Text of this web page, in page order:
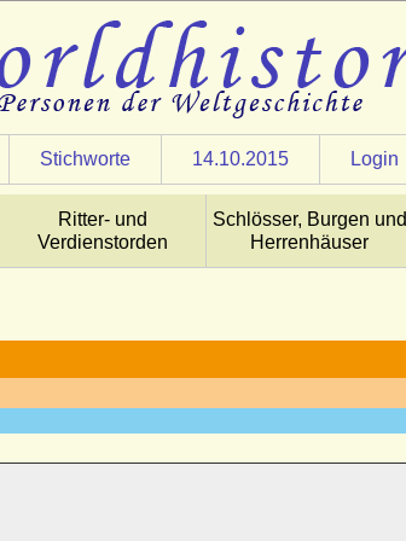
Stichworte 14.10.2015 Login
Ritter- und
Verdienstorden
Schlösser, Burgen und
Herrenhäuser